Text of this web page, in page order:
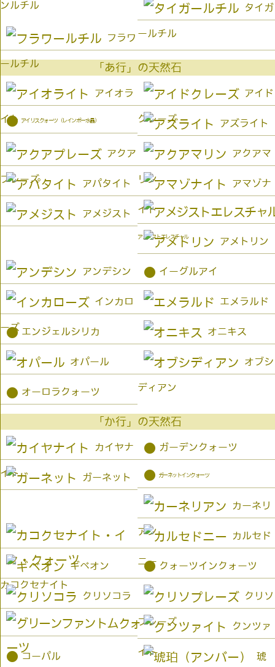
ンルチル タイガ
ールチル
フラワ
ールチル 「あ行」の天然石
アイオラ
イト
アイド
クレーズ
● アイリスクォーツ（レインボー水晶） アズライト
アクア
プレーズ
アクアマ
リン
アパタイト アマゾナ
イト
アメジスト
アメジストエレスチャル アメトリン
アンデシン ● イーグルアイ
インカロ
ーズ
エメラルド
● エンジェルシリカ オニキス
オパール オブシ
ディアン
● オーロラクォーツ
「か行」の天然石
カイヤナ
イト
● ガーデンクォーツ
ガーネット ● ガーネットインクォーツ
カーネリ
アン
カコクセナイト
カルセド
ニー
ギベオン ● クォーツインクォーツ
クリソコラ クリソ
プレーズ クンツァ
イト
● コーパル 琥